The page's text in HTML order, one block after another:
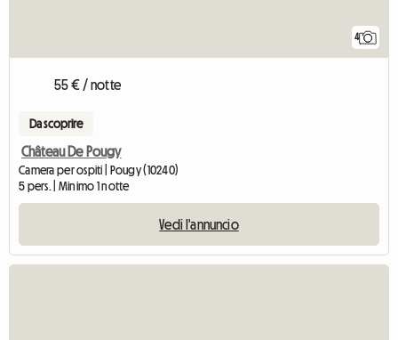
4
55 € / notte
Da scoprire
Château De Pougy
Camera per ospiti | Pougy (10240)
5 pers. | Minimo 1 notte
Vedi l'annuncio